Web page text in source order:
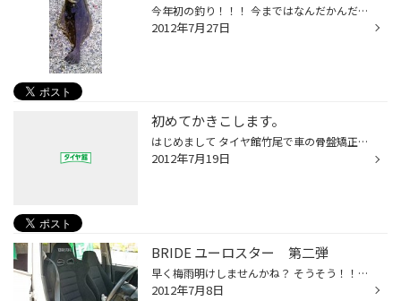
今年初の釣り！！！ 今まではなんだかんだ時間が無くて・・・（泣） 狙いは何でもよくとりあえず釣りの雰囲気を楽しみたいと思い 糸を垂らして30分・・・。 ようやく1回目の当たり。 時期？時間？が良かったのかそれから入れ食い状態で3時間で100匹超え！！ アジだけのなか狙ったはずのない魚が・・...
2012年7月27日
初めてかきこします。
はじめまして タイヤ館竹尾で車の骨盤矯正の番人をしております清倉（せいくら）と言います。 本来、番人として骨盤矯正エピソードを話しをしようと思ったのですが、凄いものを見つけてしまったので、その話をさせて頂きます。 VOODOORIDEと言うメーカーのhexxと言うキズ取コンパウンドなのですが、...
2012年7月19日
BRIDE ユーロスター 第二弾
早く梅雨明けしませんかね？ そうそう！！この前の話の長時間対応シートの話！！お客様のNサンから福島まで 行って来ましたとの話を聞きましたので、さっそくユーロスターの件聞いちゃいました。 第一声は、お友達のクッションとはお別れできました！！（腰にあてていたクッション） 福島の往復オッ...
2012年7月8日